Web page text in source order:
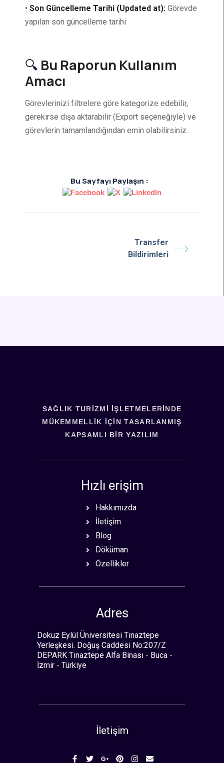
• Son Güncelleme Tarihi (Updated at): Görevde
yapılan son güncelleme tarihi
🔍 Bu Raporun Kullanım
Amacı
Görevlerinizi filtrelere göre kategorize edebilir,
gerekirse dışa aktarabilir (Export seçeneğiyle) ve
görevlerin tamamlandığından emin olabilirsiniz.
Bu Sayfayı Paylaşın :
Transfer
Bildirimleri
SAĞLIK TURIZMI İŞLETMELERINDE
MÜKEMMELLIK İÇIN TASARLANMIŞ
KAPSAMLI BIR YAZILIM
Hızlı erişim
Hakkımızda
İletişim
Blog
Döküman
Özellikler
Adres
Dokuz Eylül Üniversitesi Tınaztepe
Yerleşkesi. Doğuş Caddesi No:207/Z
DEPARK Tınaztepe Alfa Binası - Buca -
İzmir - Türkiye
İletişim